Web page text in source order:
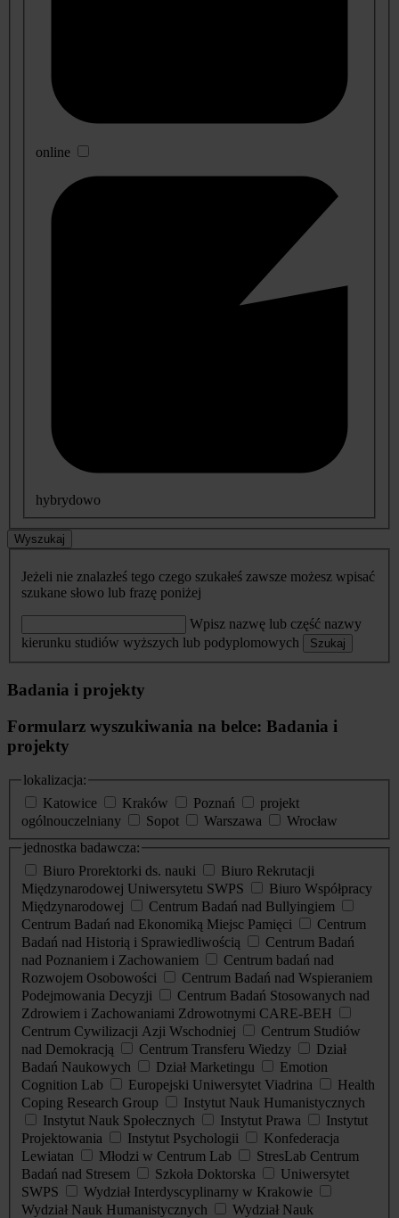
online
hybrydowo
Wyszukaj
Jeżeli nie znalazłeś tego czego szukałeś zawsze możesz wpisać
szukane słowo lub frazę poniżej
Wpisz nazwę lub część nazwy
kierunku studiów wyższych lub podyplomowych
Szukaj
Badania i projekty
Formularz wyszukiwania na belce: Badania i
projekty
lokalizacja:
Katowice
Kraków Poznań
projekt
ogólnouczelniany
Sopot Warszawa
Wrocław
jednostka badawcza:
Biuro Prorektorki ds. nauki
Biuro Rekrutacji
Międzynarodowej Uniwersytetu SWPS
Biuro Współpracy
Międzynarodowej
Centrum Badań nad Bullyingiem
Centrum Badań nad Ekonomiką Miejsc Pamięci
Centrum
Badań nad Historią i Sprawiedliwością
Centrum Badań
nad Poznaniem i Zachowaniem
Centrum badań nad
Rozwojem Osobowości
Centrum Badań nad Wspieraniem
Podejmowania Decyzji
Centrum Badań Stosowanych nad
Zdrowiem i Zachowaniami Zdrowotnymi CARE-BEH
Centrum Cywilizacji Azji Wschodniej
Centrum Studiów
nad Demokracją
Centrum Transferu Wiedzy
Dział
Badań Naukowych
Dział Marketingu
Emotion
Cognition Lab
Europejski Uniwersytet Viadrina
Health
Coping Research Group
Instytut Nauk Humanistycznych
Instytut Nauk Społecznych
Instytut Prawa
Instytut
Projektowania
Instytut Psychologii
Konfederacja
Lewiatan
Młodzi w Centrum Lab
StresLab Centrum
Badań nad Stresem
Szkoła Doktorska
Uniwersytet
SWPS
Wydział Interdyscyplinarny w Krakowie
Wydział Nauk Humanistycznych
Wydział Nauk